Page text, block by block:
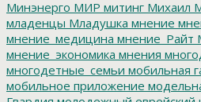
Минэнерго МИР митинг Михаил
младенцы Младушка мнение
мнение_медицина мнение_Райт
мнение_экономика мнения
многодетные_семьи мобильная
мобильное приложение